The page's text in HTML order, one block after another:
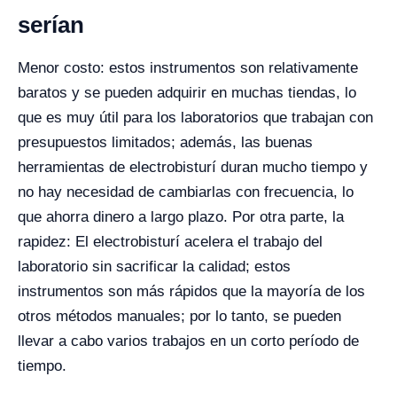
serían
Menor costo: estos instrumentos son relativamente
baratos y se pueden adquirir en muchas tiendas, lo
que es muy útil para los laboratorios que trabajan con
presupuestos limitados; además, las buenas
herramientas de electrobisturí duran mucho tiempo y
no hay necesidad de cambiarlas con frecuencia, lo
que ahorra dinero a largo plazo. Por otra parte, la
rapidez: El electrobisturí acelera el trabajo del
laboratorio sin sacrificar la calidad; estos
instrumentos son más rápidos que la mayoría de los
otros métodos manuales; por lo tanto, se pueden
llevar a cabo varios trabajos en un corto período de
tiempo.